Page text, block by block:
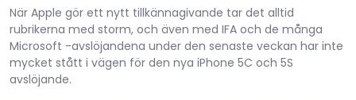
När Apple gör ett nytt tillkännagivande tar det alltid
rubrikerna med storm, och även med IFA och de många
Microsoft -avslöjandena under den senaste veckan har inte
mycket stått i vägen för den nya iPhone 5C och 5S
avslöjande.